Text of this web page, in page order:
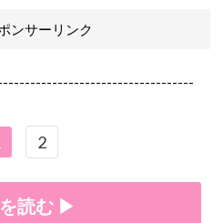
ンサーリンク
2
読む ▶